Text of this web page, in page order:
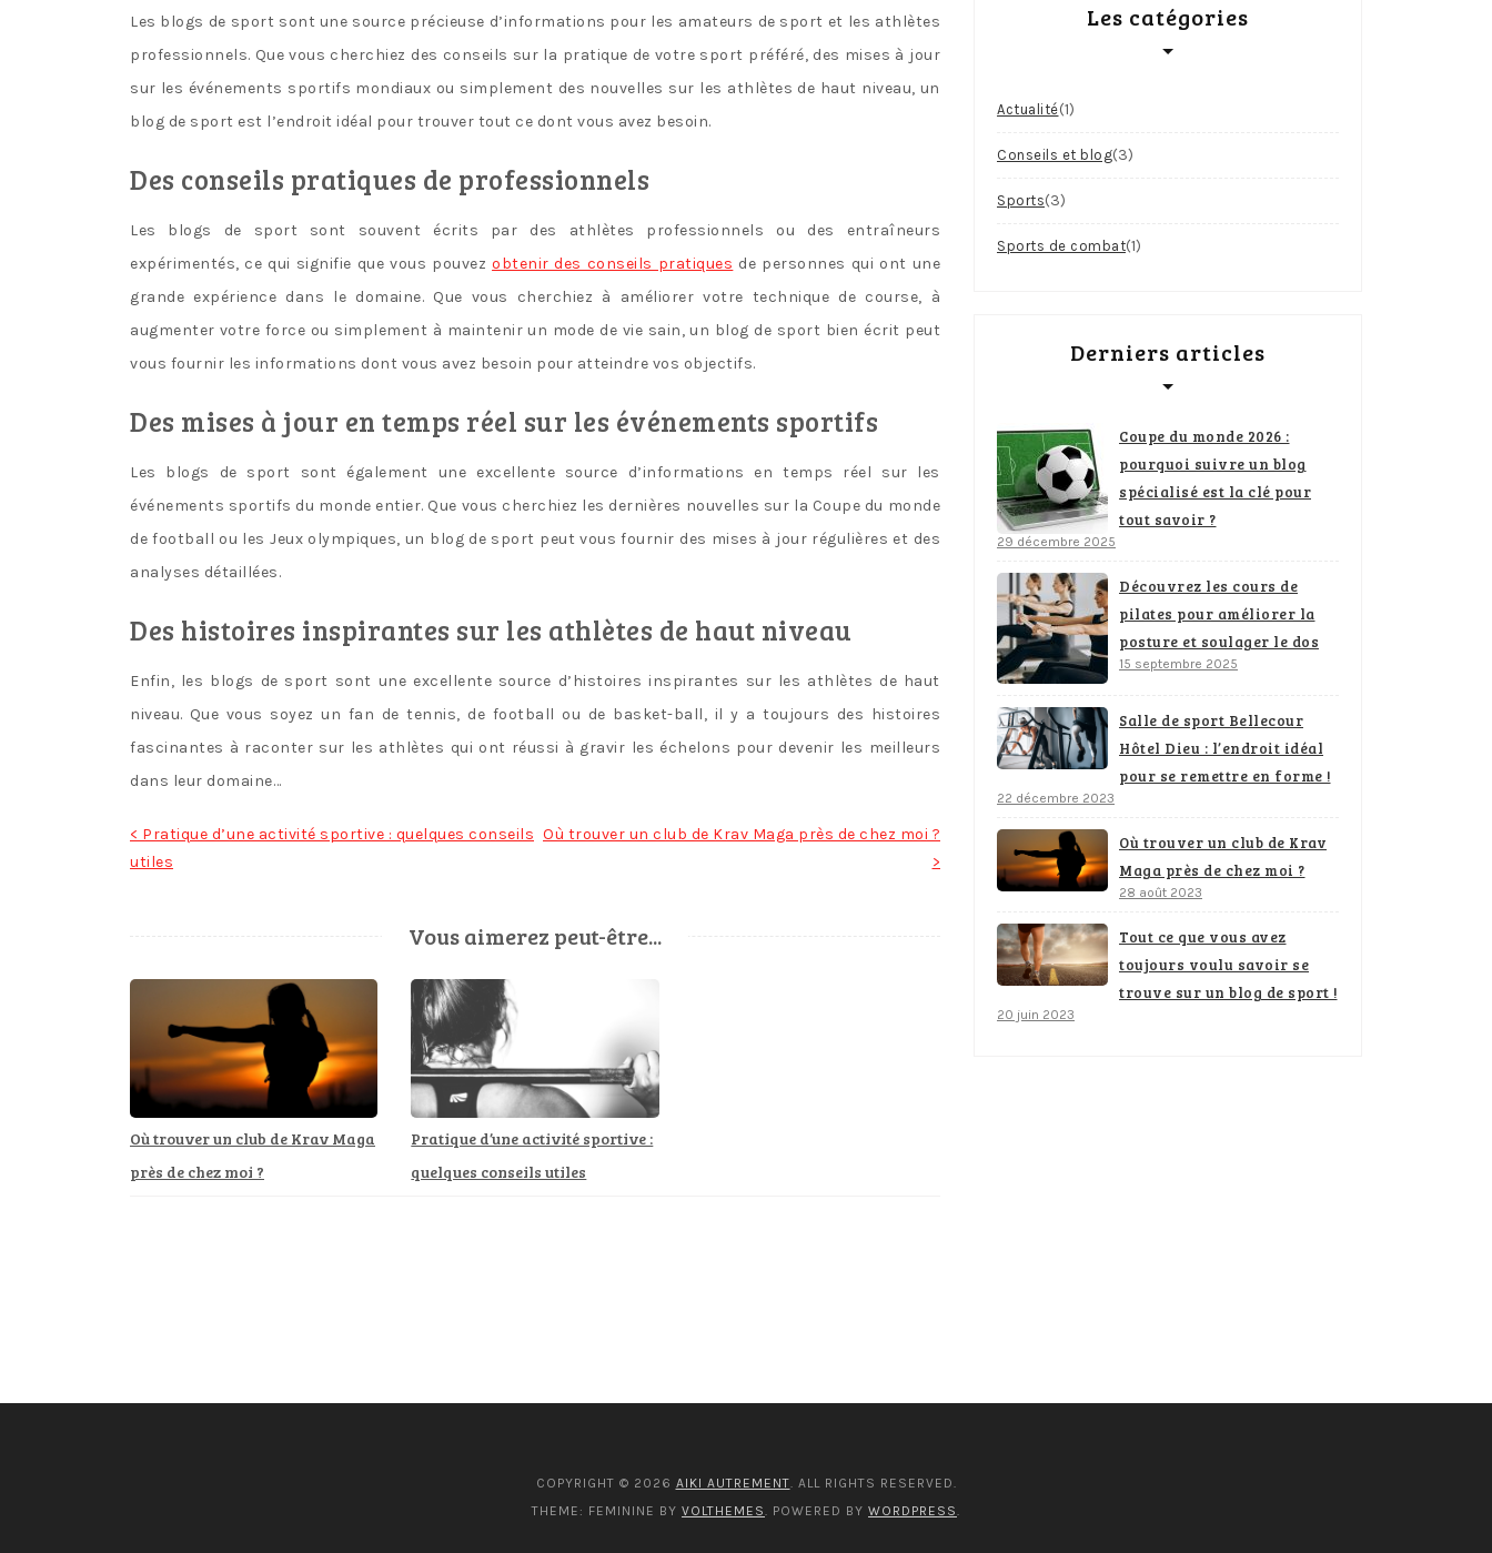
Les blogs de sport sont une source précieuse d’informations pour les amateurs de sport et les athlètes
professionnels. Que vous cherchiez des conseils sur la pratique de votre sport préféré, des mises à jour
sur les événements sportifs mondiaux ou simplement des nouvelles sur les athlètes de haut niveau, un
blog de sport est l’endroit idéal pour trouver tout ce dont vous avez besoin.
Des conseils pratiques de professionnels
Les blogs de sport sont souvent écrits par des athlètes professionnels ou des entraîneurs
expérimentés, ce qui signifie que vous pouvezobtenir des conseils pratiques de personnes qui ont une
grande expérience dans le domaine. Que vous cherchiez à améliorer votre technique de course, à
augmenter votre force ou simplement à maintenir un mode de vie sain, un blog de sport bien écrit peut
vous fournir les informations dont vous avez besoin pour atteindre vos objectifs.
Des mises à jour en temps réel sur les événements sportifs
Les blogs de sport sont également une excellente source d’informations en temps réel sur les
événements sportifs du monde entier. Que vous cherchiez les dernières nouvelles sur la Coupe du monde
de football ou les Jeux olympiques, un blog de sport peut vous fournir des mises à jour régulières et des
analyses détaillées.
Des histoires inspirantes sur les athlètes de haut niveau
Enfin, les blogs de sport sont une excellente source d’histoires inspirantes sur les athlètes de haut
niveau. Que vous soyez un fan de tennis, de football ou de basket-ball, il y a toujours des histoires
fascinantes à raconter sur les athlètes qui ont réussi à gravir les échelons pour devenir les meilleurs
dans leur domaine…
Navigation
de
< Pratique d’une activité sportive : quelques conseils
utiles
Où trouver un club de Krav Maga près de chez moi ?
>
Vous aimerez peut-être...
Où trouver un club de Krav Maga
près de chez moi ?
Pratique d’une activité sportive :
quelques conseils utiles
Les catégories
Actualité(1)
Conseils et blog(3)
Sports(3)
Sports de combat(1)
Derniers articles
Coupe du monde 2026 :
pourquoi suivre un blog
spécialisé est la clé pour
tout savoir ?
29 décembre 2025
Découvrez les cours de
pilates pour améliorer la
posture et soulager le dos
15 septembre 2025
Salle de sport Bellecour
Hôtel Dieu : l’endroit idéal
pour se remettre en forme !
22 décembre 2023
Où trouver un club de Krav
Maga près de chez moi ?
28 août 2023
Tout ce que vous avez
toujours voulu savoir se
trouve sur un blog de sport !
20 juin 2023
COPYRIGHT © 2026 AIKI AUTREMENT. ALL RIGHTS RESERVED.
THEME: FEMININE BY VOLTHEMES. POWERED BY WORDPRESS.